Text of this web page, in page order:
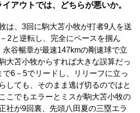
アウトでは、どちらが悪いか。
は、3回に駒大苫小牧が打者9人を送
2と逆転し、完全にペースを掴ん
谷暢章が最速147kmの剛速球で立
大苫小牧からすれば大きな誤算だっ
6－5でリードし、リリーフに立っ
しても、そのまま逃げ切るのではと
こでもエラーとミスが駒大苫小牧の
社が9回裏、先頭八田夏の三塁エラ